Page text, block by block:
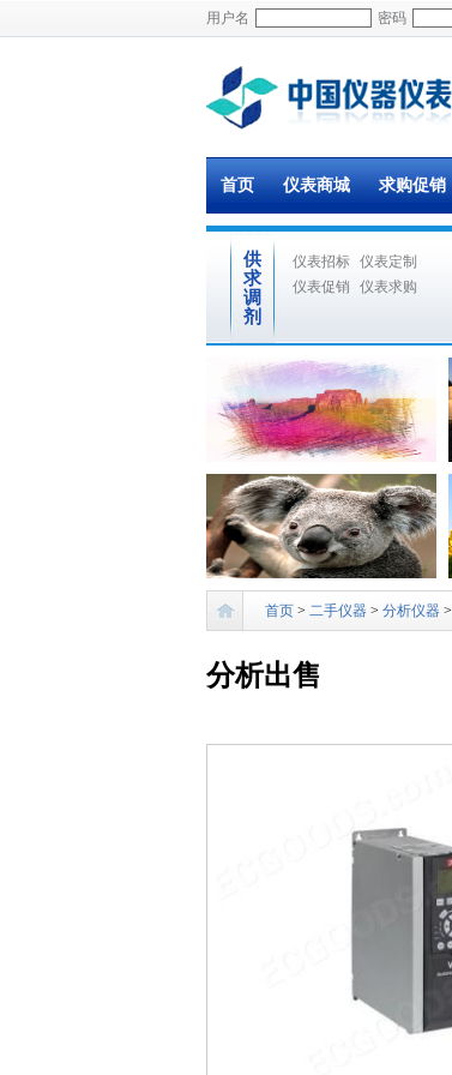
用户名 密码
首页 仪表商城 求购促销
供
求
调
剂
仪表招标 仪表定制
仪表促销
仪表求购
首页 > 二手仪器 > 分析仪器 >
分析出售